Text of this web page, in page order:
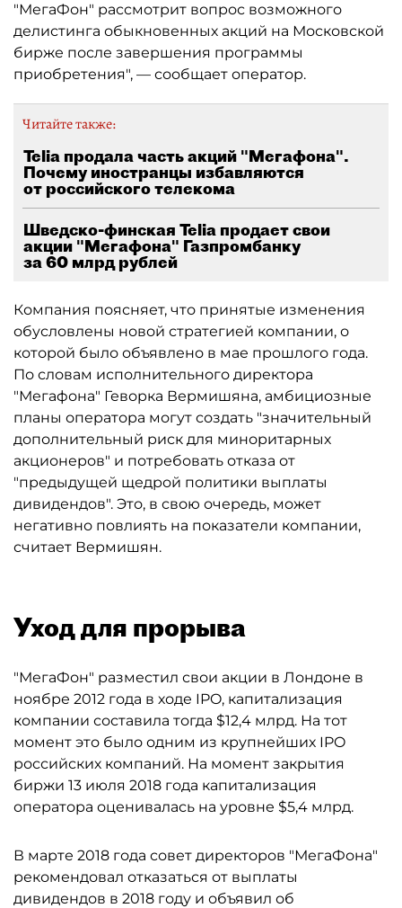
"МегаФон" рассмотрит вопрос возможного
делистинга обыкновенных акций на Московской
бирже после завершения программы
приобретения", — сообщает оператор.
Читайте также:
Telia продала часть акций "Мегафона".
Почему иностранцы избавляются
от российского телекома
Шведско-финская Telia продает свои
акции "Мегафона" Газпромбанку
за 60 млрд рублей
Компания поясняет, что принятые изменения
обусловлены новой стратегией компании, о
которой было объявлено в мае прошлого года.
По словам исполнительного директора
"Мегафона" Геворка Вермишяна, амбициозные
планы оператора могут создать "значительный
дополнительный риск для миноритарных
акционеров" и потребовать отказа от
"предыдущей щедрой политики выплаты
дивидендов". Это, в свою очередь, может
негативно повлиять на показатели компании,
считает Вермишян.
Уход для прорыва
"МегаФон" разместил свои акции в Лондоне в
ноябре 2012 года в ходе IPO, капитализация
компании составила тогда $12,4 млрд. На тот
момент это было одним из крупнейших IPO
российских компаний. На момент закрытия
биржи 13 июля 2018 года капитализация
оператора оценивалась на уровне $5,4 млрд.
В марте 2018 года совет директоров "МегаФона"
рекомендовал отказаться от выплаты
дивидендов в 2018 году и объявил об